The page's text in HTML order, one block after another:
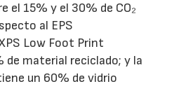
el 15% y el 30% de CO₂
al EPS
Low Foot Print
de material reciclado; y la
un 60% de vidrio